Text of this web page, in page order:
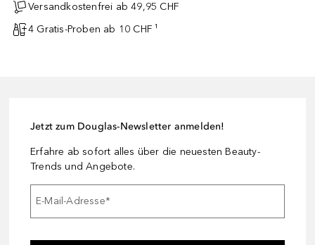
Versandkostenfrei ab 49,95 CHF
4 Gratis-Proben ab 10 CHF ¹
Jetzt zum Douglas-Newsletter anmelden!
Erfahre ab sofort alles über die neuesten Beauty-
Trends und Angebote.
E-Mail-Adresse*